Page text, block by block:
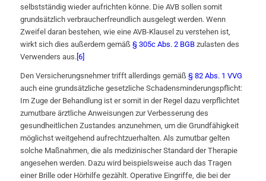
selbstständig wieder aufrichten könne. Die AVB sollen somit
grundsätzlich verbraucherfreundlich ausgelegt werden. Wenn
Zweifel daran bestehen, wie eine AVB-Klausel zu verstehen ist,
wirkt sich dies außerdem gemäß § 305c Abs. 2 BGBzulasten des
Verwenders aus.[6]
Den Versicherungsnehmer trifft allerdings gemäß § 82 Abs. 1 VVG
auch eine grundsätzliche gesetzliche Schadensminderungspflicht:
Im Zuge der Behandlung ist er somit in der Regel dazu verpflichtet
zumutbare ärztliche Anweisungen zur Verbesserung des
gesundheitlichen Zustandes anzunehmen, um die Grundfähigkeit
möglichst weitgehend aufrechtzuerhalten. Als zumutbar gelten
solche Maßnahmen, die als medizinischer Standard der Therapie
angesehen werden. Dazu wird beispielsweise auch das Tragen
einer Brille oder Hörhilfe gezählt. Operative Eingriffe, die bei der